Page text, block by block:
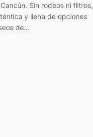
Sin rodeos ni filtros,
y llena de opciones
de…